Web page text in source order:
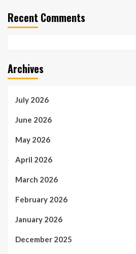
Recent Comments
Archives
July 2026
June 2026
May 2026
April 2026
March 2026
February 2026
January 2026
December 2025